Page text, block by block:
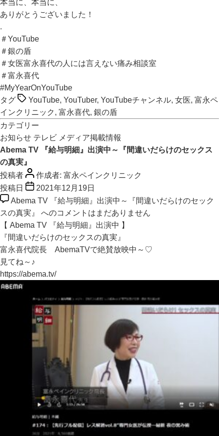
本当に、本当に、
ありがとうございました！
.
＃YouTube
＃銀の盾
＃女医富永喜代の人には言えない痛み相談室
＃富永喜代
#MyYearOnYouTube
タグ
YouTube, YouTuber, YouTubeチャンネル, 女医, 富永ペ
インクリニック , 富永喜代, 銀の盾
カテゴリー
お知らせ テレビ メディア掲載情報
Abema TV 『給与明細』出演中～『間違いだらけのセックス
の真実』
投稿者
作成者: 富永ペインクリニック
投稿日
2021年12月19日
Abema TV 『給与明細』出演中～『間違いだらけのセック
スの真実』 へのコメントはまだありません
【 Abema TV 『給与明細』出演中 】
『間違いだらけのセックスの真実』
富永喜代院長 AbemaTVで絶賛放映中～♡
見てね～♪
https://abema.tv/